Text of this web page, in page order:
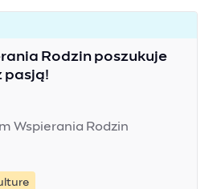
Rodzin poszukuje
pasją!
Wspierania Rodzin